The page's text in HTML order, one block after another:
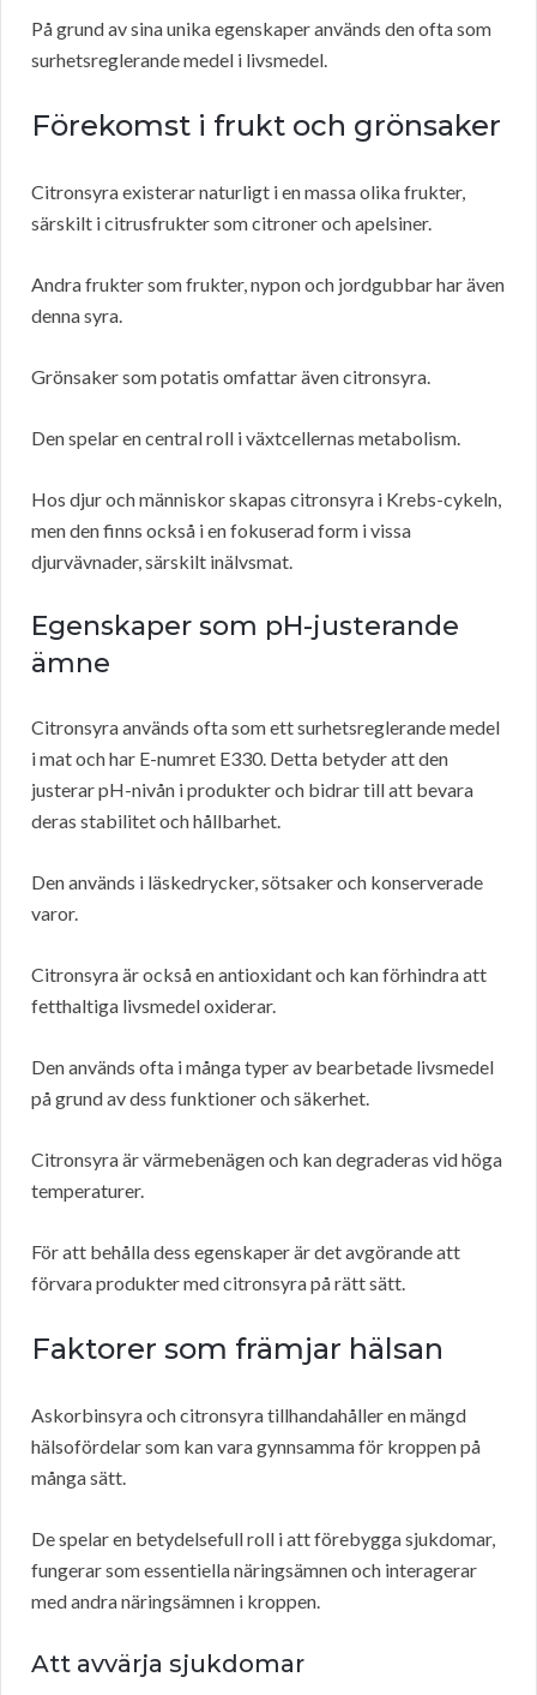
På grund av sina unika egenskaper används den ofta som
surhetsreglerande medel i livsmedel.
Förekomst i frukt och grönsaker
Citronsyra existerar naturligt i en massa olika frukter,
särskilt i citrusfrukter som citroner och apelsiner.
Andra frukter som frukter, nypon och jordgubbar har även
denna syra.
Grönsaker som potatis omfattar även citronsyra.
Den spelar en central roll i växtcellernas metabolism.
Hos djur och människor skapas citronsyra i Krebs-cykeln,
men den finns också i en fokuserad form i vissa
djurvävnader, särskilt inälvsmat.
Egenskaper som pH-justerande
ämne
Citronsyra används ofta som ett surhetsreglerande medel
i mat och har E-numret E330. Detta betyder att den
justerar pH-nivån i produkter och bidrar till att bevara
deras stabilitet och hållbarhet.
Den används i läskedrycker, sötsaker och konserverade
varor.
Citronsyra är också en antioxidant och kan förhindra att
fetthaltiga livsmedel oxiderar.
Den används ofta i många typer av bearbetade livsmedel
på grund av dess funktioner och säkerhet.
Citronsyra är värmebenägen och kan degraderas vid höga
temperaturer.
För att behålla dess egenskaper är det avgörande att
förvara produkter med citronsyra på rätt sätt.
Faktorer som främjar hälsan
Askorbinsyra och citronsyra tillhandahåller en mängd
hälsofördelar som kan vara gynnsamma för kroppen på
många sätt.
De spelar en betydelsefull roll i att förebygga sjukdomar,
fungerar som essentiella näringsämnen och interagerar
med andra näringsämnen i kroppen.
Att avvärja sjukdomar